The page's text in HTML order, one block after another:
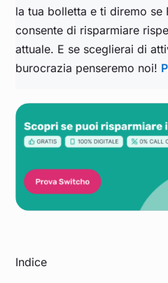
la tua bolletta e ti diremo se
consente di risparmiare
attuale. E se sceglierai di
burocrazia penseremo noi!
Indice